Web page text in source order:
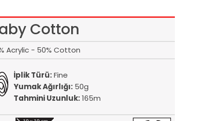
Cotton
Acrylic - 50% Cotton
İplik Türü:Fine
Yumak Ağırlığı:50g
Tahmini Uzunluk:165m